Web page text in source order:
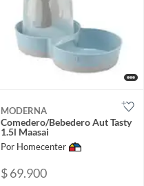
MODERNA
Comedero/Bebedero Aut Tasty
1.5l Maasai
Por Homecenter
$ 69.900